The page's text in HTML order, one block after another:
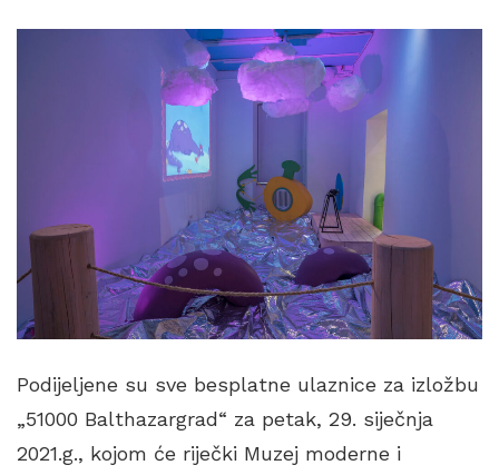
Podijeljene su sve besplatne ulaznice za izložbu
„51000 Balthazargrad“ za petak, 29. siječnja
2021.g., kojom će riječki Muzej moderne i